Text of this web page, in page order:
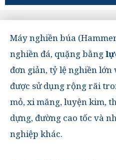
Máy nghiền búa
nghiền đá, quặng bằng
đơn giản, tỷ lệ nghiền lớn
được sử dụng rộng rãi
mỏ, xi măng, luyện kim,
dựng, đường cao tốc và
nghiệp khác.